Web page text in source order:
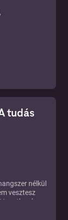
2rOdsyl
Web:
tudás
nélkül
vesztesz